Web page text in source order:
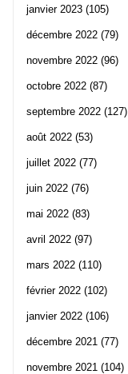
janvier 2023 (105)
décembre 2022 (79)
novembre 2022 (96)
octobre 2022 (87)
septembre 2022 (127)
août 2022 (53)
juillet 2022 (77)
juin 2022 (76)
mai 2022 (83)
avril 2022 (97)
mars 2022 (110)
février 2022 (102)
janvier 2022 (106)
décembre 2021 (77)
novembre 2021 (104)